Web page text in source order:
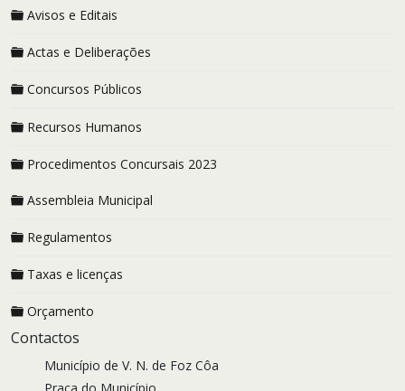
Avisos e Editais
Actas e Deliberações
Concursos Públicos
Recursos Humanos
Procedimentos Concursais 2023
Assembleia Municipal
Regulamentos
Taxas e licenças
Orçamento
Contactos
Município de V. N. de Foz Côa